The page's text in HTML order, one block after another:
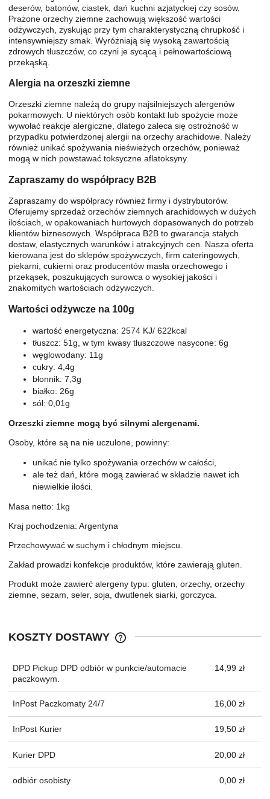
deserów, batonów, ciastek, dań kuchni azjatyckiej czy sosów.
Prażone orzechy ziemne zachowują większość wartości
odżywczych, zyskując przy tym charakterystyczną chrupkość i
intensywniejszy smak. Wyróżniają się wysoką zawartością
zdrowych tłuszczów, co czyni je sycącą i pełnowartościową
przekąską.
Alergia na orzeszki ziemne
Orzeszki ziemne należą do grupy najsilniejszych alergenów
pokarmowych. U niektórych osób kontakt lub spożycie może
wywołać reakcje alergiczne, dlatego zaleca się ostrożność w
przypadku potwierdzonej alergii na orzechy arachidowe. Należy
również unikać spożywania nieświeżych orzechów, ponieważ
mogą w nich powstawać toksyczne aflatoksyny.
Zapraszamy do współpracy B2B
Zapraszamy do współpracy również firmy i dystrybutorów.
Oferujemy sprzedaż orzechów ziemnych arachidowych w dużych
ilościach, w opakowaniach hurtowych dopasowanych do potrzeb
klientów biznesowych. Współpraca B2B to gwarancja stałych
dostaw, elastycznych warunków i atrakcyjnych cen. Nasza oferta
kierowana jest do sklepów spożywczych, firm cateringowych,
piekarni, cukierni oraz producentów masła orzechowego i
przekąsek, poszukujących surowca o wysokiej jakości i
znakomitych wartościach odżywczych.
Wartości odżywcze na 100g
wartość energetyczna: 2574 KJ/ 622kcal
tłuszcz: 51g, w tym kwasy tłuszczowe nasycone: 6g
węglowodany: 11g
cukry: 4,4g
błonnik: 7,3g
białko: 26g
sól: 0,01g
Orzeszki ziemne mogą być silnymi alergenami.
Osoby, które są na nie uczulone, powinny:
unikać nie tylko spożywania orzechów w całości,
ale też dań, które mogą zawierać w składzie nawet ich
niewielkie ilości.
Masa netto: 1kg
Kraj pochodzenia: Argentyna
Przechowywać w suchym i chłodnym miejscu.
Zakład prowadzi konfekcje produktów, które zawierają gluten.
Produkt może zawierć alergeny typu: gluten, orzechy, orzechy
ziemne, sezam, seler, soja, dwutlenek siarki, gorczyca.
KOSZTY DOSTAWY
DPD Pickup DPD odbiór w punkcie/automacie
paczkowym.
14,99 zł
InPost Paczkomaty 24/7 16,00 zł
InPost Kurier 19,50 zł
Kurier DPD 20,00 zł
odbiór osobisty 0,00 zł